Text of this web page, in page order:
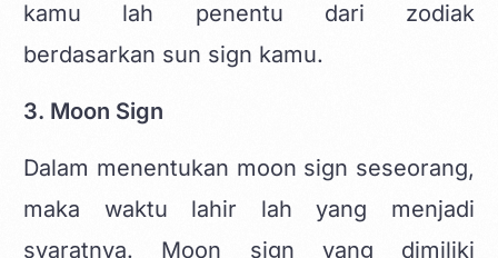
kamu lah penentu dari zodiak
berdasarkan sun sign kamu.
3. Moon Sign
Dalam menentukan moon sign seseorang,
maka waktu lahir lah yang menjadi
syaratnya. Moon sign yang dimiliki